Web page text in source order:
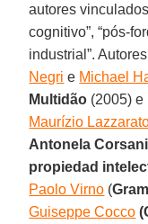
autores
cognitivo”, “pós-
industrial”.
Negri e Michael
Multidão (2005) e
Maurízio
Antonela Corsani
propiedad
Paolo Virno (
Guiseppe Cocco